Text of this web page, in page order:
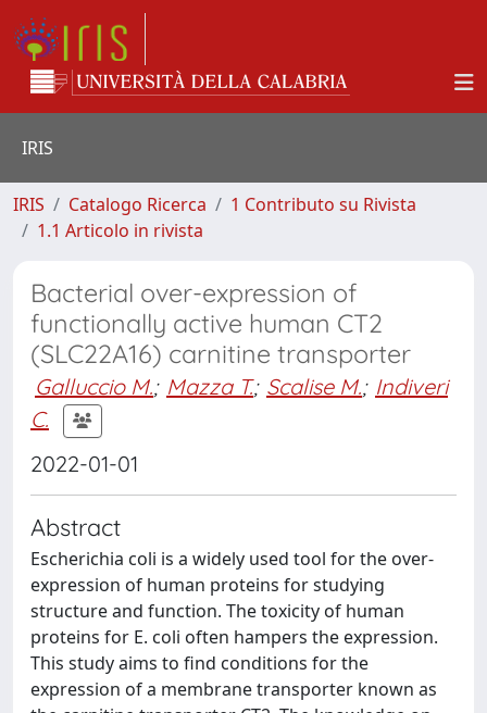
IRIS
IRIS Catalogo Ricerca
1 Contributo su Rivista
1.1 Articolo in rivista
Bacterial over-expression of
functionally active human CT2
(SLC22A16) carnitine transporter
Galluccio M.; Mazza T.; Scalise M.; Indiveri
C.
2022-01-01
Abstract
Escherichia coli is a widely used tool for the over-
expression of human proteins for studying
structure and function. The toxicity of human
proteins for E. coli often hampers the expression.
This study aims to find conditions for the
expression of a membrane transporter known as